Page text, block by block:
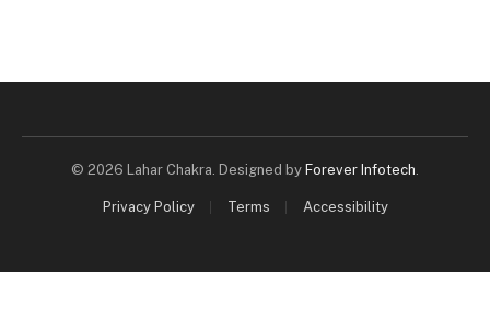
© 2026 Lahar Chakra. Designed by Forever Infotech.
Privacy Policy Terms Accessibility